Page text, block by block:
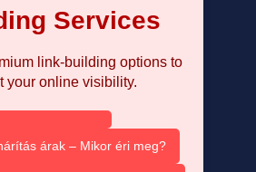
Services
link-building options to
your online visibility.
árak – Mikor éri meg?